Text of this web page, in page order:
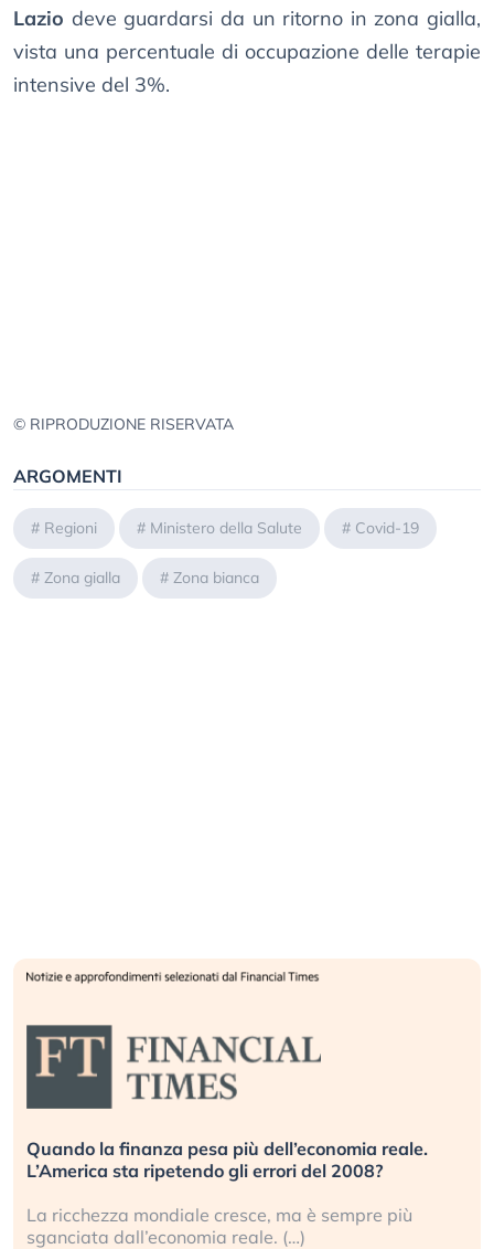
Lazio deve guardarsi da un ritorno in zona gialla,
vista una percentuale di occupazione delle terapie
intensive del 3%.
© RIPRODUZIONE RISERVATA
ARGOMENTI
# Regioni # Ministero della Salute # Covid-19
# Zona gialla # Zona bianca
Quando la finanza pesa più dell’economia reale.
L’America sta ripetendo gli errori del 2008?
La ricchezza mondiale cresce, ma è sempre più
sganciata dall’economia reale. (…)